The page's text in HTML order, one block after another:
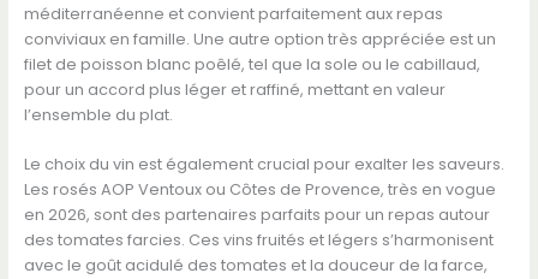
méditerranéenne et convient parfaitement aux repas
conviviaux en famille. Une autre option très appréciée est un
filet de poisson blanc poêlé, tel que la sole ou le cabillaud,
pour un accord plus léger et raffiné, mettant en valeur
l’ensemble du plat.
Le choix du vin est également crucial pour exalter les saveurs.
Les rosés AOP Ventoux ou Côtes de Provence, très en vogue
en 2026, sont des partenaires parfaits pour un repas autour
des tomates farcies. Ces vins fruités et légers s’harmonisent
avec le goût acidulé des tomates et la douceur de la farce,